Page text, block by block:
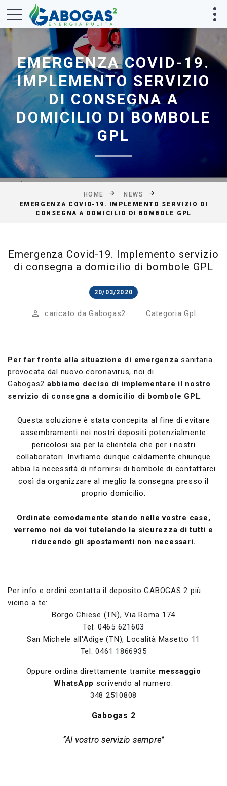
EMERGENZA COVID-19.
IMPLEMENTO SERVIZIO
DI CONSEGNA A
DOMICILIO DI BOMBOLE
GPL
HOME
NEWS
EMERGENZA COVID-19. IMPLEMENTO SERVIZIO DI
CONSEGNA A DOMICILIO DI BOMBOLE GPL
Emergenza Covid-19. Implemento servizio
di consegna a domicilio di bombole GPL
20/03/2020
caricato da Gabogas2 Categoria Gpl
Per far fronte alla situazione di emergenza sanitaria
provocata dal nuovo coronavirus, noi di
Gabogas2 abbiamo deciso di implementare il nostro
servizio di consegna a domicilio di bombole GPL.
Questa soluzione è stata concepita al fine di evitare
assembramenti nei nostri depositi potenzialmente
pericolosi sia per la clientela che per i nostri
collaboratori. Invitiamo dunque caldamente chiunque
abbia la necessità di rifornirsi di bombole di contattarci
così da organizzare al meglio la consegna presso il
proprio domicilio.
Ordinate comodamente stando nelle vostre case,
verremo noi da voi tutelando la sicurezza di tutti e
riducendo gli spostamenti non necessari.
Per info e ordini contatta il deposito GABOGAS 2 più
vicino a te:
Borgo Chiese (TN), Via Roma 174
Tel: 0465 621603
San Michele all'Adige (TN), Località Masetto 11
Tel: 0461 1866935
Oppure ordina direttamente tramite messaggio
WhatsApp scrivendo al numero:
348 2510808
Gabogas 2
“Al vostro servizio sempre”